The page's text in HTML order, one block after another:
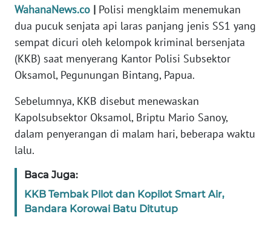
WahanaNews.co | Polisi mengklaim menemukan
dua pucuk senjata api laras panjang jenis SS1 yang
sempat dicuri oleh kelompok kriminal bersenjata
(KKB) saat menyerang Kantor Polisi Subsektor
Oksamol, Pegunungan Bintang, Papua.
Sebelumnya, KKB disebut menewaskan
Kapolsubsektor Oksamol, Briptu Mario Sanoy,
dalam penyerangan di malam hari, beberapa waktu
lalu.
Baca Juga:
KKB Tembak Pilot dan Kopilot Smart Air,
Bandara Korowai Batu Ditutup
EDITORIAL
Informasi
BERITA
KONTAK
KAMI
IKLAN